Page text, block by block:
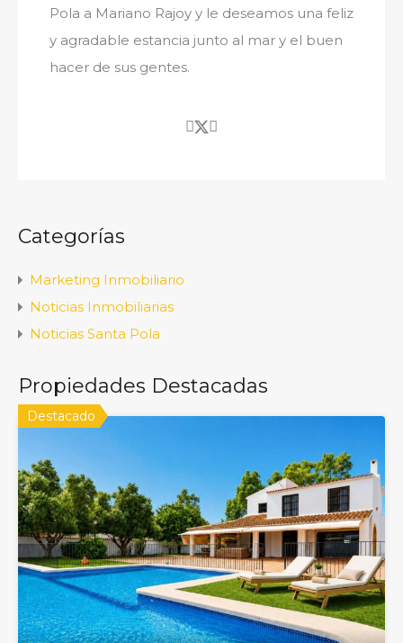
Pola a Mariano Rajoy y le deseamos una feliz
y agradable estancia junto al mar y el buen
hacer de sus gentes.
Categorías
Marketing Inmobiliario
Noticias Inmobiliarias
Noticias Santa Pola
Propiedades Destacadas
Destacado